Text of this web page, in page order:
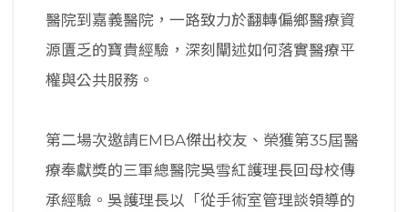
醫院到嘉義醫院，一路致力於翻轉偏鄉醫療資
源匱乏的寶貴經驗，深刻闡述如何落實醫療平
權與公共服務。
第二場次邀請EMBA傑出校友、榮獲第35屆醫
療奉獻獎的三軍總醫院吳雪紅護理長回母校傳
承經驗。吳護理長以「從手術室管理談領導的